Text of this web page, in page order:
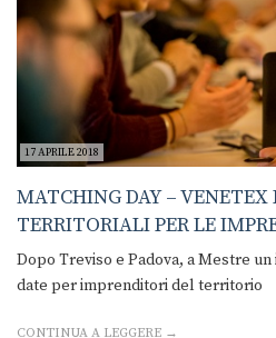
17 APRILE 2018
MATCHING DAY –
TERRITORIALI PER LE
Dopo Treviso e Padova, a Mestre
date per imprenditori del territorio
CONTINUA A LEGGERE →